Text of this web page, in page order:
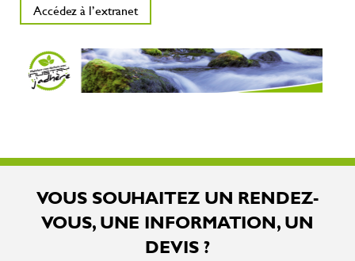
Accédez à l’extranet
VOUS SOUHAITEZ UN RENDEZ-
VOUS, UNE INFORMATION, UN
DEVIS ?